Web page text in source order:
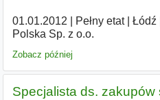
01.01.2012 Pełny etat| Łódź
Polska Sp. z o.o.
Zobacz później
Specjalista ds. zakupów